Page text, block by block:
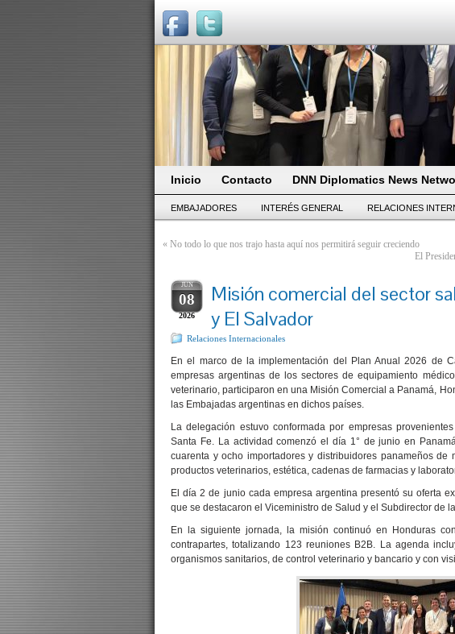
Inicio Contacto DNN Diplomatics News
EMBAJADORES INTERÉS GENERAL RELACIONES
« No todo lo que nos trajo hasta aquí nos permitirá seguir creciendo
El
JUN
08
2026
Misión comercial del sector
y El Salvador
Relaciones Internacionales
En el marco de la implementación del Plan Anual 2026 de
empresas argentinas de los sectores de equipamiento
veterinario, participaron en una Misión Comercial a Panamá,
las Embajadas argentinas en dichos países.
La delegación estuvo conformada por empresas
Santa Fe. La actividad comenzó el día 1° de junio en
cuarenta y ocho importadores y distribuidores panameños de
productos veterinarios, estética, cadenas de farmacias y
El día 2 de junio cada empresa argentina presentó su oferta
que se destacaron el Viceministro de Salud y el Subdirector de
En la siguiente jornada, la misión continuó en Honduras
contrapartes, totalizando 123 reuniones B2B. La agenda
organismos sanitarios, de control veterinario y bancario y con